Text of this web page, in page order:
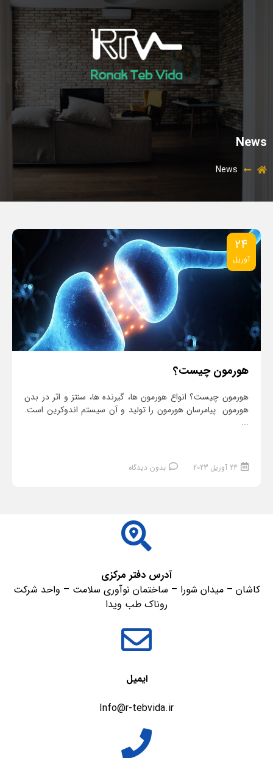
News
News
24
آوریل
هورمون چیست؟
هورمون چیست؟ انواع هورمون ها، گیرنده ها، سنتز و اثر در بدن
هورمون پیامرسان هورمون را تولید و آن سیستم اندوکرین است.
...
24 آوریل 2023 بدون دیدگاه
آدرس دفتر مرکزی
کاشان – میدان شورا – ساختمان نوآوری سلامت – واحد شرکت
روناک طب ویدا
ایمیل
Info@r-tebvida.ir